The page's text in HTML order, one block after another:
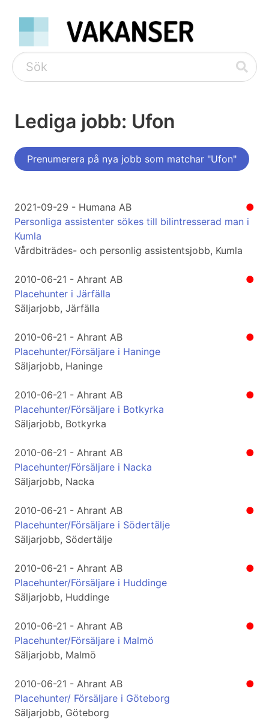
Lediga jobb: Ufon
Prenumerera på nya jobb som matchar "Ufon"
●
2021-09-29 - Humana AB
Personliga assistenter sökes till bilintresserad man i
Kumla
Vårdbiträdes- och personlig assistentsjobb, Kumla
●
2010-06-21 - Ahrant AB
Placehunter i Järfälla
Säljarjobb, Järfälla
●
2010-06-21 - Ahrant AB
Placehunter/Försäljare i Haninge
Säljarjobb, Haninge
●
2010-06-21 - Ahrant AB
Placehunter/Försäljare i Botkyrka
Säljarjobb, Botkyrka
●
2010-06-21 - Ahrant AB
Placehunter/Försäljare i Nacka
Säljarjobb, Nacka
●
2010-06-21 - Ahrant AB
Placehunter/Försäljare i Södertälje
Säljarjobb, Södertälje
●
2010-06-21 - Ahrant AB
Placehunter/Försäljare i Huddinge
Säljarjobb, Huddinge
●
2010-06-21 - Ahrant AB
Placehunter/Försäljare i Malmö
Säljarjobb, Malmö
●
2010-06-21 - Ahrant AB
Placehunter/ Försäljare i Göteborg
Säljarjobb, Göteborg